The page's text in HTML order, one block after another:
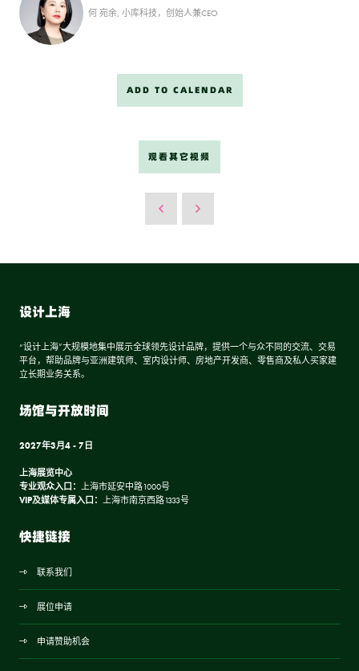
何 宛余, 小库科技，创始人兼CEO
ADD TO CALENDAR
观看其它视频
设计上海
“设计上海”大规模地集中展示全球领先设计品牌，提供一个与众不同的交流、交易
平台，帮助品牌与亚洲建筑师、室内设计师、房地产开发商、零售商及私人买家建
立长期业务关系。
场馆与开放时间
2027年3月4 - 7日
上海展览中心
专业观众入口： 上海市延安中路1000号
VIP及媒体专属入口： 上海市南京西路1333号
快捷链接
联系我们
展位申请
申请赞助机会